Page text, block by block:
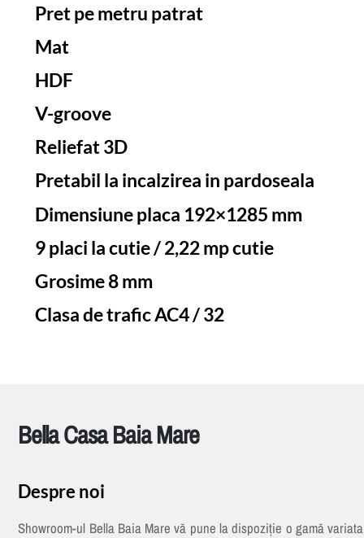
Pret pe metru patrat
Mat
HDF
V-groove
Reliefat 3D
Pretabil la incalzirea in pardoseala
Dimensiune placa 192×1285 mm
9 placi la cutie / 2,22 mp cutie
Grosime 8 mm
Clasa de trafic AC4 / 32
Bella Casa Baia Mare
Despre noi
Showroom-ul Bella Baia Mare vă pune la dispoziție o gamă